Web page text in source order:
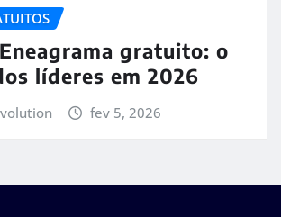
gratuito: o
líderes em 2026
fev 5, 2026